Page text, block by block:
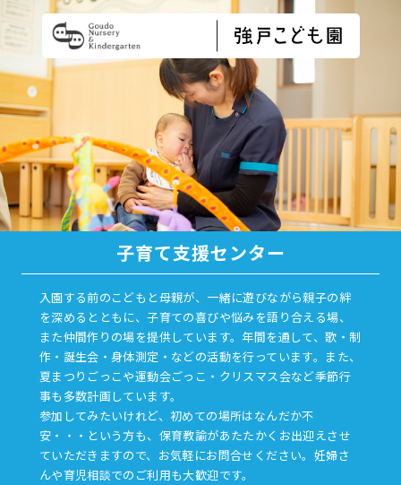
子育て支援センター
入園する前のこどもと母親が、一緒に遊びながら親子の絆
を深めるとともに、子育ての喜びや悩みを語り合える場、
また仲間作りの場を提供しています。年間を通して、歌・制
作・誕生会・身体測定・などの活動を行っています。また、
夏まつりごっこや運動会ごっこ・クリスマス会など季節行
事も多数計画しています。
参加してみたいけれど、初めての場所はなんだか不
安・・・という方も、保育教諭があたたかくお出迎えさせ
ていただきますので、お気軽にお問合せください。妊婦さ
んや育児相談でのご利用も大歓迎です。